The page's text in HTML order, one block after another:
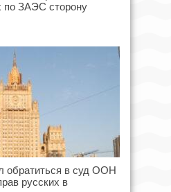
по ЗАЭС сторону
в суд ООН
русских в